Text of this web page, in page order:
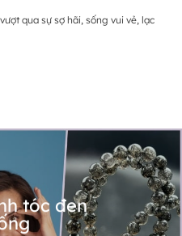
qua sự sợ hãi, sống vui vẻ, lạc
tóc đen